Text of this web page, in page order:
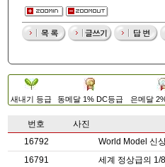
새내기 등급 동메달 1% DC등급 은메달
번호 사진
16792
World Model 신
16791
세계 정상급의 1/